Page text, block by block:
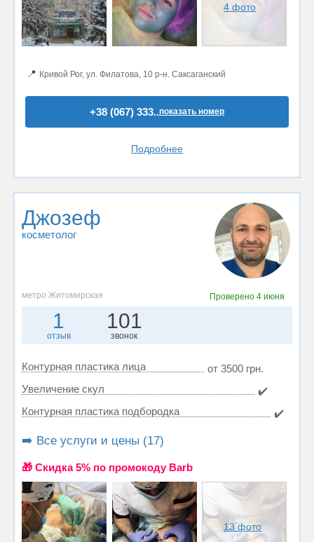
4 фото
📍 Кривой Рог, ул. Филатова, 10 р-н. Саксаганский
+38 (067) 333..показать номер
Подробнее
Джозеф
косметолог
метро Житомирская Проверено4 июня
1
отзыв
101
звонок
Контурная пластика лица
от 3500 грн.
Увеличение скул
✔️
Контурная пластика подбородка
✔️
➡️ Все услуги и цены (17)
🎁 Cкидка 5% по промокоду Barb
13 фото